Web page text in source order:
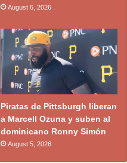
August 6, 2026
Piratas de Pittsburgh liberan
a Marcell Ozuna y suben al
dominicano Ronny Simón
August 5, 2026